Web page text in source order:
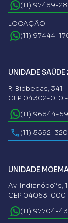
(11) 97489-
LOCAÇÃO:
(11) 97444-
UNIDADE SAÚDE
R. Biobedas, 341
CEP 04302-010
(11) 96844-
(11) 5592-
UNIDADE
Av. Indianópolis,
CEP 04063-000
(11) 97704-